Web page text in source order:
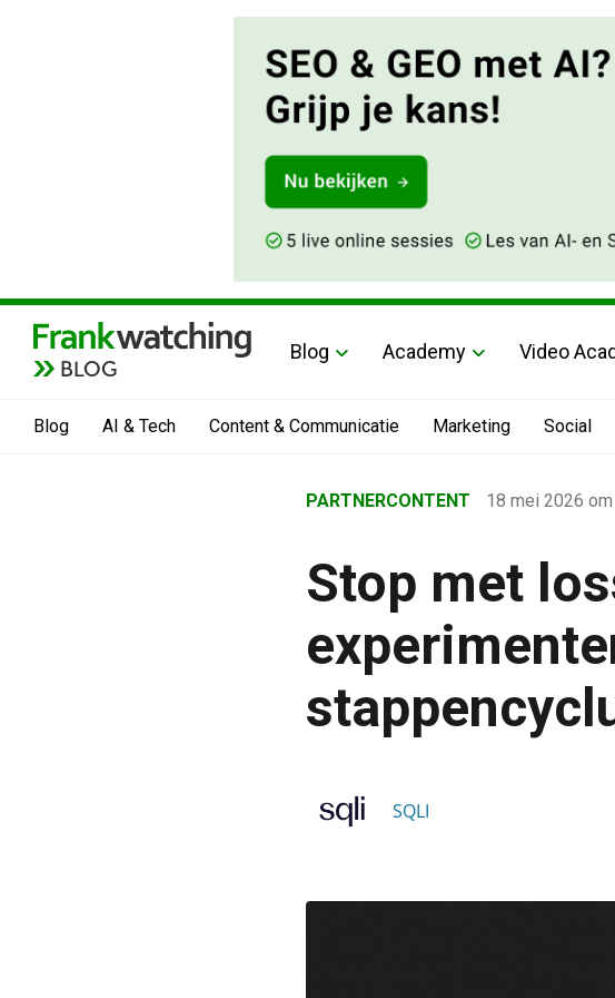
BLOG
Blog Academy Video
Blog AI & Tech Content & Communicatie Marketing Social
›
›
›
Stop met losstaande CRO-
PARTNERCONTENT 18 mei 2026
Stop met
SQLI